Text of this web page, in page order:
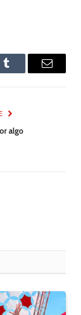
Tumblr Email
algo